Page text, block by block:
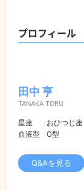
プロフィール
田中 亨
TANAKA TORU
星座
おひつじ座
血液型
O型
Q&Aを見る